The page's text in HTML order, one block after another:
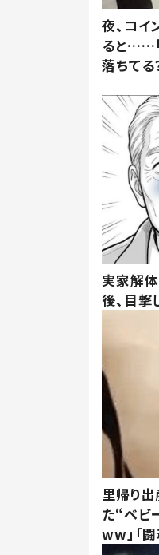
夜、コイ
ると……「
落ちてる
実家解
後、目撃
里帰り
た“ベビ
ww」「